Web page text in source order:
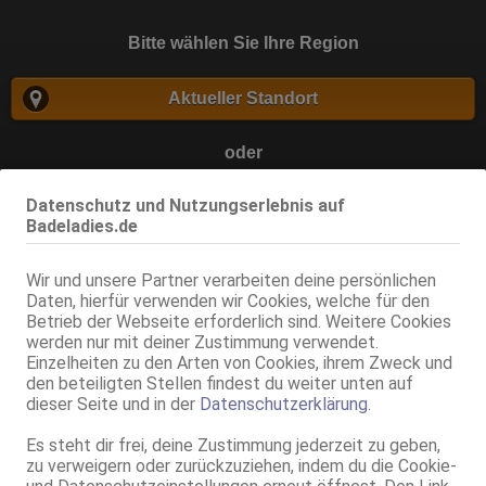
Datenschutz und Nutzungserlebnis auf
Badeladies.de
Wir und unsere Partner verarbeiten deine persönlichen
Daten, hierfür verwenden wir Cookies, welche für den
Betrieb der Webseite erforderlich sind. Weitere Cookies
werden nur mit deiner Zustimmung verwendet.
Einzelheiten zu den Arten von Cookies, ihrem Zweck und
den beteiligten Stellen findest du weiter unten auf
dieser Seite und in der Datenschutzerklärung
Es steht dir frei, deine Zustimmung jederzeit zu geben,
zu verweigern oder zurückzuziehen, indem du die Cookie-
Bitte wählen Sie Ihre Region
Aktueller Standort
oder
Zurück